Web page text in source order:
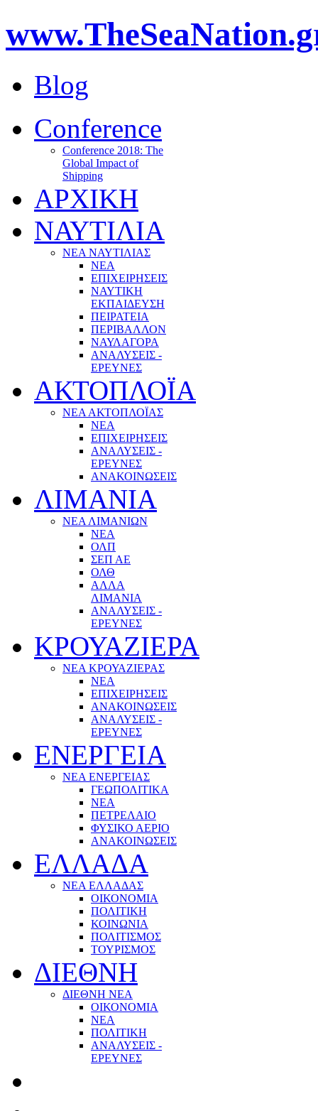
Blog
Conference
Conference 2018: The
Global Impact of
Shipping
ΑΡΧΙΚΗ
ΝΑΥΤΙΛΙΑ
ΝΕΑ ΝΑΥΤΙΛΙΑΣ
ΝΕΑ
ΕΠΙΧΕΙΡΗΣΕΙΣ
ΝΑΥΤΙΚΗ
ΕΚΠΑΙΔΕΥΣΗ
ΠΕΙΡΑΤΕΙΑ
ΠΕΡΙΒΑΛΛΟΝ
ΝΑΥΛΑΓΟΡΑ
ΑΝΑΛΥΣΕΙΣ -
ΕΡΕΥΝΕΣ
ΑΚΤΟΠΛΟΪΑ
ΝΕΑ ΑΚΤΟΠΛΟΪΑΣ
ΝΕΑ
ΕΠΙΧΕΙΡΗΣΕΙΣ
ΑΝΑΛΥΣΕΙΣ -
ΕΡΕΥΝΕΣ
ΑΝΑΚΟΙΝΩΣΕΙΣ
ΛΙΜΑΝΙΑ
ΝΕΑ ΛΙΜΑΝΙΩΝ
ΝΕΑ
ΟΛΠ
ΣΕΠ ΑΕ
ΟΛΘ
ΑΛΛΑ
ΛΙΜΑΝΙΑ
ΑΝΑΛΥΣΕΙΣ -
ΕΡΕΥΝΕΣ
ΚΡΟΥΑΖΙΕΡΑ
ΝΕΑ ΚΡΟΥΑΖΙΕΡΑΣ
NEA
ΕΠΙΧΕΙΡΗΣΕΙΣ
ΑΝΑΚΟΙΝΩΣΕΙΣ
ΑΝΑΛΥΣΕΙΣ -
ΕΡΕΥΝΕΣ
ΕΝΕΡΓΕΙΑ
ΝΕΑ ΕΝΕΡΓΕΙΑΣ
ΓΕΩΠΟΛΙΤΙΚΑ
ΝΕΑ
ΠΕΤΡΕΛΑΙΟ
ΦΥΣΙΚΟ ΑΕΡΙΟ
ΑΝΑΚΟΙΝΩΣΕΙΣ
ΕΛΛΑΔΑ
ΝΕΑ ΕΛΛΑΔΑΣ
ΟΙΚΟΝΟΜΙΑ
ΠΟΛΙΤΙΚΗ
ΚΟΙΝΩΝΙΑ
ΠΟΛΙΤΙΣΜΟΣ
ΤΟΥΡΙΣΜΟΣ
ΔΙΕΘΝΗ
ΔΙΕΘΝΗ ΝΕΑ
ΟΙΚΟΝΟΜΙΑ
ΝΕΑ
ΠΟΛΙΤΙΚΗ
ΑΝΑΛΥΣΕΙΣ -
ΕΡΕΥΝΕΣ